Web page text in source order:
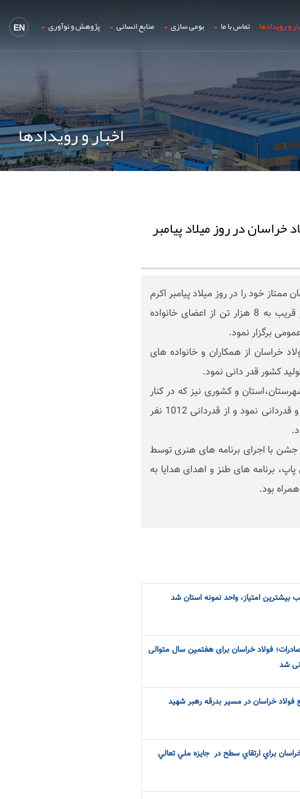
EN و رویدادها تماس با ما بومی سازی منابع انسانی پژوهش و نوآوری
اخبار و رویدادها
در روز میلاد پیامبر
خود را در روز میلاد پیامبر اکرم
(ص)، حضرت امام جعفر صادق (ع) را با حضور قریب به 8 هزار تن از اعضای خانواده
برگزار نمود.
خراسان از همکاران و خانواده های
کشور قدر دانی نمود.
و کشوری نیز که در کنار
خانواده بزرگ فولاد خراسان حضور داشتند تشکر و قدردانی نمود و از قدردانی 1012 نفر
جشن با اجرای برنامه های هنری توسط
برنامه های طنز و اهدای هدایا به
بیشترین امتیاز، واحد نمونه استان شد
فولاد خراسان برای هفتمین سال متوالی
شد
خراسان در مسیر بدرقه رهبر شهید
هدف گذاري فولاد خراسان براي ارتقاي ‎سطح در ‎ جايزه ملي تعالي